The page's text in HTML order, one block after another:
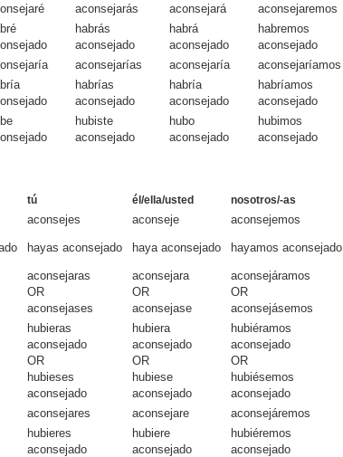
aconsejarás aconsejará aconsejaremos
habrás
aconsejado
habrá
aconsejado
habremos
aconsejado
aconsejarías aconsejaría aconsejaríamos
habrías
aconsejado
habría
aconsejado
habríamos
aconsejado
hubiste
aconsejado
hubo
aconsejado
hubimos
aconsejado
tú él/ella/usted nosotros/-as
aconsejes aconseje aconsejemos
hayas aconsejado haya aconsejado hayamos aconsejado
aconsejaras
OR
aconsejases
aconsejara
OR
aconsejase
aconsejáramos
OR
aconsejásemos
hubieras
aconsejado
OR
hubieses
aconsejado
hubiera
aconsejado
OR
hubiese
aconsejado
hubiéramos
aconsejado
OR
hubiésemos
aconsejado
aconsejares aconsejare aconsejáremos
hubieres
aconsejado
hubiere
aconsejado
hubiéremos
aconsejado